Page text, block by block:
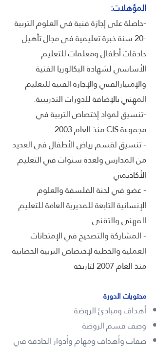
المؤهلات:
-حاصلة على إجازة فنية في العلوم التربية
-20 سنة خبرة تعليمية في مجال تأهيل
حادقات أطفال ومعلمات للتعليم
الأساسي لشهادة البكالوريا الفنية
والإمتيازالفني والإجازة الفنية للتعليم
المهني بالإضافة للدورات التدريبية.
-تنسيق لمواد إختصاص التربية في
مجموعة CIS منذ العام 2003
- تنسيق لقسم رياض الأطفال في العديد
من المدارس ولعدة سنوات في التعليم
الأكاديمي
- عضو في لجنة الفلسفة والعلوم
الإنسانية التابعة للمديرية العامة للتعليم
المهني والتقني
- المشاركة والتصحيح في الإمتحانات
العملية والخطية لإختصاص التربية الحضانية
منذ العام 2007 لتاريخه
محتويات الدورة
أهداف ومبادئ الروضة
وصف قسم الروضة
صفات وأهداف ومهام وأدوار الحادقة في